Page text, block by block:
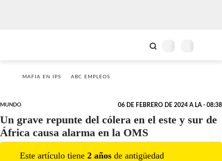
MAFIA EN IPS ABC EMPLEOS
MUNDO 06 DE FEBRERO DE 2024 A LA - 08:38
Un grave repunte del cólera en el este y sur de
África causa alarma en la OMS
Este artículo tiene 2 años de antigüedad